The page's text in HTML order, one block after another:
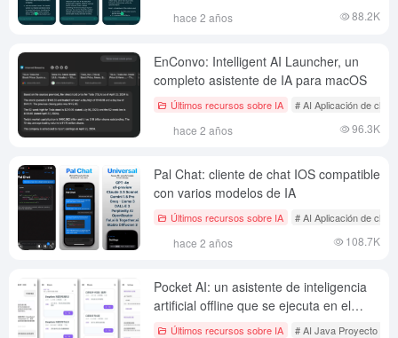
hace 2 años 88.2K
EnConvo: Intelligent AI Launcher, un
completo asistente de IA para macOS
Últimos recursos sobre IA # AI Aplicación de chat
hace 2 años 96.3K
Pal Chat: cliente de chat IOS compatible
con varios modelos de IA
Últimos recursos sobre IA # AI Aplicación de chat
hace 2 años 108.7K
Pocket AI: un asistente de inteligencia
artificial offline que se ejecuta en el
teléfono, adaptado para DeepSeek-R1
Últimos recursos sobre IA # AI Java Proyecto de